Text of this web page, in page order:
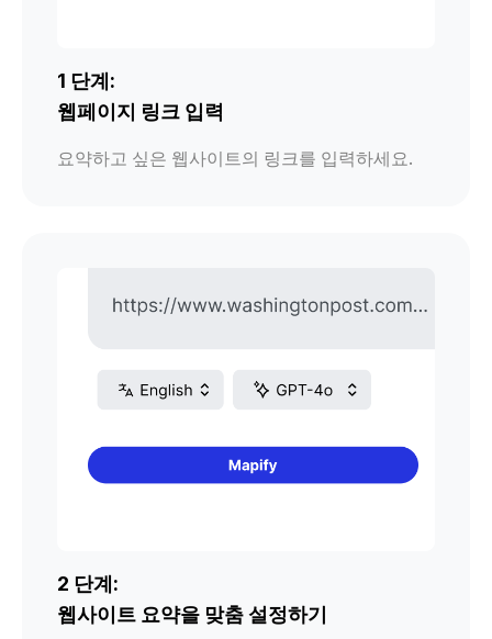
1 단계:
웹페이지 링크 입력
요약하고 싶은 웹사이트의 링크를 입력하세요.
2 단계:
웹사이트 요약을 맞춤 설정하기